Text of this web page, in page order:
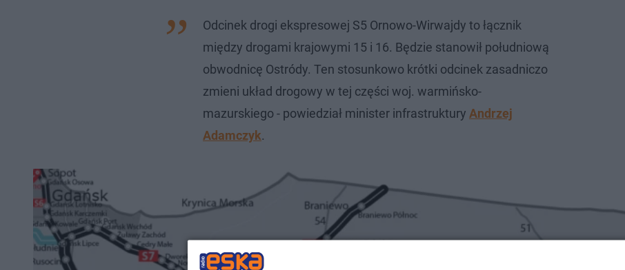
Odcinek drogi ekspresowej S5 Ornowo-Wirwajdy to łącznik
między drogami krajowymi 15 i 16. Będzie stanowił południową
obwodnicę Ostródy. Ten stosunkowo krótki odcinek zasadniczo
zmieni układ drogowy w tej części woj. warmińsko-
mazurskiego - powiedział minister infrastruktury Andrzej
Adamczyk.